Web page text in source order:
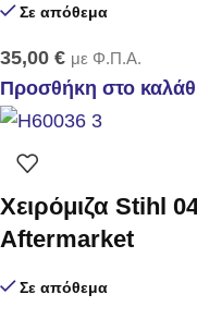
Σε απόθεμα
35,00 € με Φ.Π.Α.
Προσθήκη στο
Χειρόμιζα Stihl
Aftermarket
Σε απόθεμα